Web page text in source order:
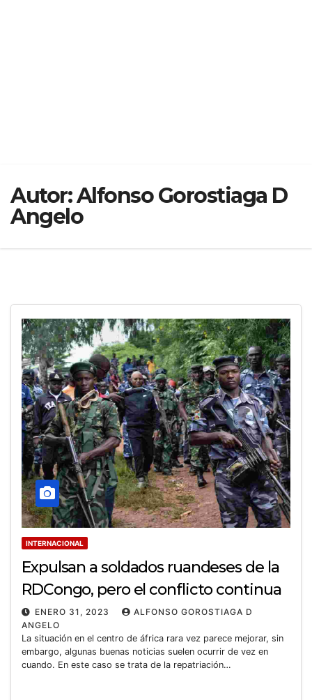
Autor:Alfonso Gorostiaga D
Angelo
INTERNACIONAL
Expulsan a soldados ruandeses de la
RDCongo, pero el conflicto continua
ENERO 31, 2023
ALFONSO GOROSTIAGA D
ANGELO
La situación en el centro de áfrica rara vez parece mejorar, sin
embargo, algunas buenas noticias suelen ocurrir de vez en
cuando. En este caso se trata de la repatriación…